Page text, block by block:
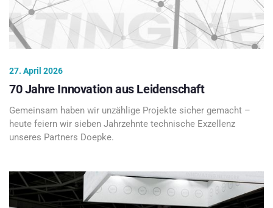
27. April 2026
70 Jahre Innovation aus Leidenschaft
Gemeinsam haben wir unzählige Projekte sicher gemacht –
heute feiern wir sieben Jahrzehnte technische Exzellenz
unseres Partners Doepke.